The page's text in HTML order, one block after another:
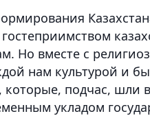
Но вместе с
нам культурой и
подчас, шли
укладом